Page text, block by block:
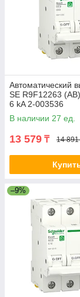
Автоматический
SE R9F12263
6 kA 2-003536
В наличии 27 ед.
13 579 ₸ 14 891
–9%